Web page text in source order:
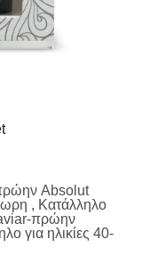
Absolut
, Κατάλληλο
πρώην
για ηλικίες 40-